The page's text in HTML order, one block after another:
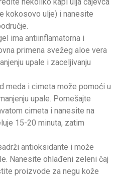
nekoliko kapi ulja čajevca
kokosovo ulje) i nanesite
ima antiinflamatorna i
primena svežeg aloe vera
upale i zaceljivanju
meda i cimeta može pomoći u
upale. Pomešajte
cimeta i nanesite na
15-20 minuta, zatim
antioksidante i može
Nanesite ohlađeni zeleni čaj
proizvode za negu kože